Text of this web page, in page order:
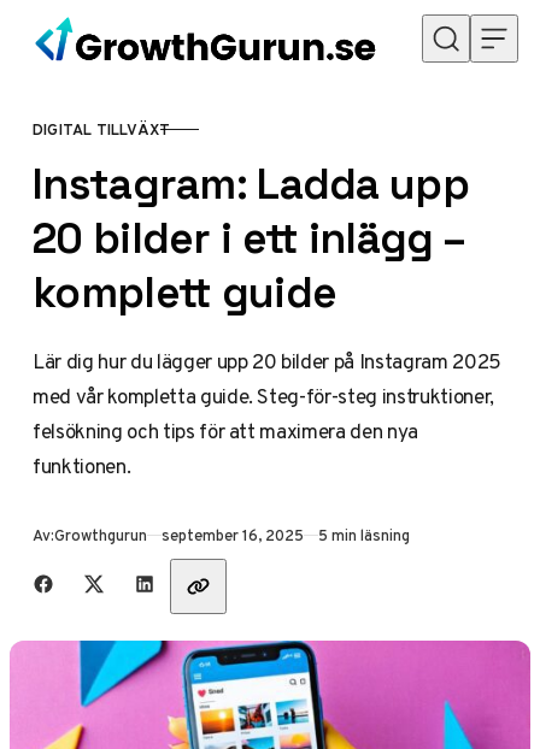
Hoppa till innehåll
KATEGORI
DIGITAL TILLVÄXT
Instagram: Ladda upp
20 bilder i ett inlägg –
komplett guide
Lär dig hur du lägger upp 20 bilder på Instagram 2025
med vår kompletta guide. Steg-för-steg instruktioner,
felsökning och tips för att maximera den nya
funktionen.
Av:Growthgurun Publicerad
september 16, 2025 5 min läsning
Dela med vänner